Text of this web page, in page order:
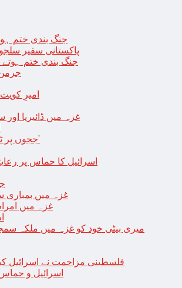
جنگ بندی ختم ہوتے
پاکستانی سفیر
جنگ بندی ختم ہوتے ہی
امیرِ کویت 86 سالہ شیخ نواف الاحمد کی اچانک طبیعت بگڑ گئی؛ اسپتال میں داخل
غزہ میں ڈائیریا
‘ججوں پر ٹرمپ کے حملے روکنے کا واحد طریقہ ہے کہ انہیں جیل میں ڈال دیا جائے’
اسرائیل کا حماس پر
غزہ میں
غزہ میں
میری بیٹی خود کو غزہ میں ملکہ
فلسطینی مزاحمت نے اسرائیل
اسرائیل و حماس جنگ بندی میں 2 روز کی